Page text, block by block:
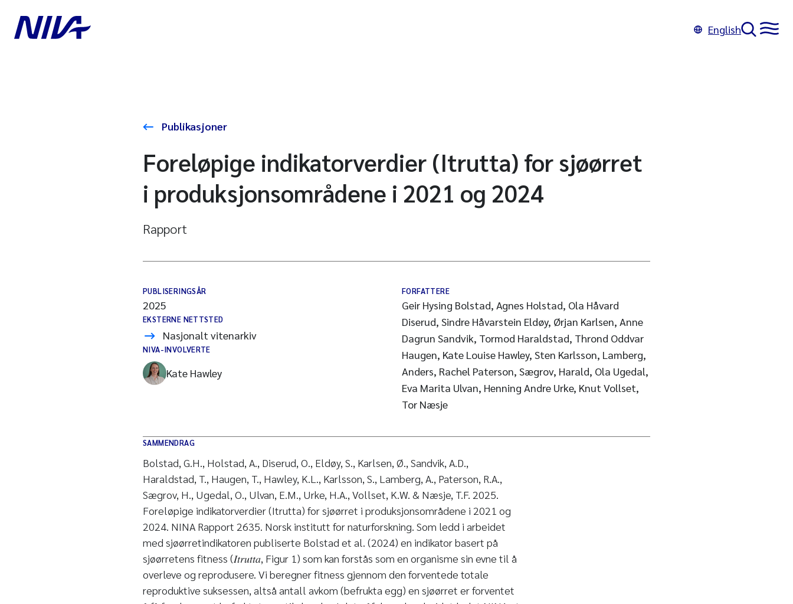
English
Publikasjoner
Foreløpige indikatorverdier (Itrutta) for sjøørret
i produksjonsområdene i 2021 og 2024
Rapport
PUBLISERINGSÅR
2025
EKSTERNE NETTSTED
Nasjonalt vitenarkiv
NIVA-INVOLVERTE
Kate Hawley
FORFATTERE
Geir Hysing Bolstad, Agnes Holstad, Ola Håvard
Diserud, Sindre Håvarstein Eldøy, Ørjan Karlsen, Anne
Dagrun Sandvik, Tormod Haraldstad, Thrond Oddvar
Haugen, Kate Louise Hawley, Sten Karlsson, Lamberg,
Anders, Rachel Paterson, Sægrov, Harald, Ola Ugedal,
Eva Marita Ulvan, Henning Andre Urke, Knut Vollset,
Tor Næsje
SAMMENDRAG
Bolstad, G.H., Holstad, A., Diserud, O., Eldøy, S., Karlsen, Ø., Sandvik, A.D.,
Haraldstad, T., Haugen, T., Hawley, K.L., Karlsson, S., Lamberg, A., Paterson, R.A.,
Sægrov, H., Ugedal, O., Ulvan, E.M., Urke, H.A., Vollset, K.W. & Næsje, T.F. 2025.
Foreløpige indikatorverdier (Itrutta) for sjøørret i produksjonsområdene i 2021 og
2024. NINA Rapport 2635. Norsk institutt for naturforskning. Som ledd i arbeidet
med sjøørretindikatoren publiserte Bolstad et al. (2024) en indikator basert på
sjøørretens fitness (𝐼𝑡𝑟𝑢𝑡𝑡𝑎, Figur 1) som kan forstås som en organisme sin evne til å
overleve og reprodusere. Vi beregner fitness gjennom den forventede totale
reproduktive suksessen, altså antall avkom (befrukta egg) en sjøørret er forventet